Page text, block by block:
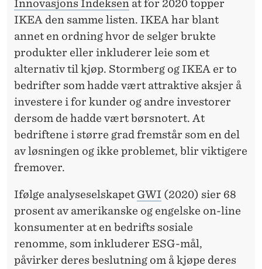
Innovasjons Indeksen at for 2020 topper
IKEA den samme listen. IKEA har blant
annet en ordning hvor de selger brukte
produkter eller inkluderer leie som et
alternativ til kjøp. Stormberg og IKEA er to
bedrifter som hadde vært attraktive aksjer å
investere i for kunder og andre investorer
dersom de hadde vært børsnotert. At
bedriftene i større grad fremstår som en del
av løsningen og ikke problemet, blir viktigere
fremover.
Ifølge analyseselskapet GWI (2020) sier 68
prosent av amerikanske og engelske on-line
konsumenter at en bedrifts sosiale
renomme, som inkluderer ESG-mål,
påvirker deres beslutning om å kjøpe deres